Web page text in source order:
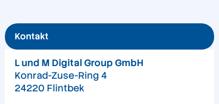
Kontakt
L und M Digital Group GmbH
Konrad-Zuse-Ring 4
24220 Flintbek